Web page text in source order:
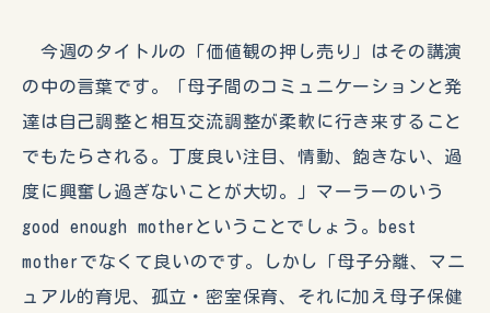
今週のタイトルの「価値観の押し売り」はその講演
の中の言葉です。「母子間のコミュニケーションと発
達は自己調整と相互交流調整が柔軟に行き来すること
でもたらされる。丁度良い注目、情動、飽きない、過
度に興奮し過ぎないことが大切。」マーラーのいう
good enough motherということでしょう。best
motherでなくて良いのです。しかし「母子分離、マニ
ュアル的育児、孤立・密室保育、それに加え母子保健